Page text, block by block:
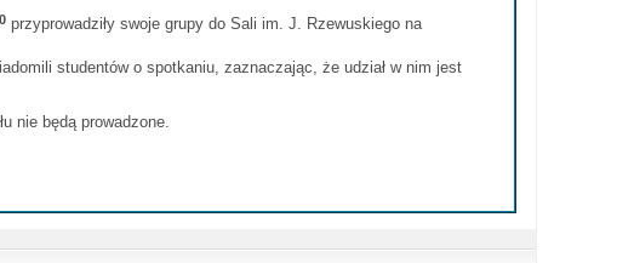
przyprowadziły swoje grupy do Sali im. J. Rzewuskiego na
studentów o spotkaniu, zaznaczając, że udział w nim jest
nie będą prowadzone.